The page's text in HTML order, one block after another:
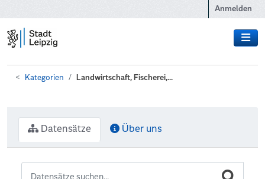
Anmelden
Kategorien Landwirtschaft, Fischerei,...
Datensätze Über uns